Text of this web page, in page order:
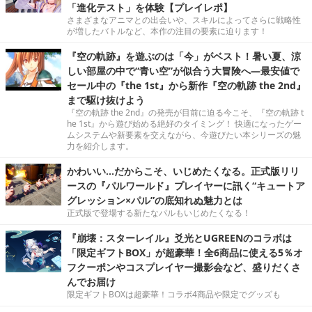
「進化テスト」を体験【プレイレポ】
さまざまなアニマとの出会いや、スキルによってさらに戦略性
が増したバトルなど、本作の注目の要素に迫ります！
『空の軌跡』を遊ぶのは「今」がベスト！暑い夏、涼
しい部屋の中で“青い空”が似合う大冒険へ―最安値で
セール中の『the 1st』から新作『空の軌跡 the 2nd』
まで駆け抜けよう
『空の軌跡 the 2nd』の発売が目前に迫る今こそ、『空の軌跡 t
he 1st』から遊び始める絶好のタイミング！ 快適になったゲー
ムシステムや新要素を交えながら、今遊びたい本シリーズの魅
力を紹介します。
かわいい…だからこそ、いじめたくなる。正式版リリ
ースの『パルワールド』プレイヤーに訊く“キュートア
グレッション×パル”の底知れぬ魅力とは
正式版で登場する新たなパルもいじめたくなる！
『崩壊：スターレイル』爻光とUGREENのコラボは
「限定ギフトBOX」が超豪華！全6商品に使える5％オ
フクーポンやコスプレイヤー撮影会など、盛りだくさ
んでお届け
限定ギフトBOXは超豪華！コラボ4商品や限定でグッズも